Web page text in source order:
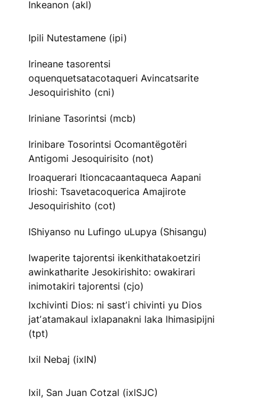
Inkeanon (akl)
Ipili Nutestamene (ipi)
Irineane tasorentsi
oquenquetsatacotaqueri Avincatsarite
Jesoquirishito (cni)
Iriniane Tasorintsi (mcb)
Irinibare Tosorintsi Ocomantëgotëri
Antigomi Jesoquirisito (not)
Iroaquerari Itioncacaantaqueca Aapani
Irioshi: Tsavetacoquerica Amajirote
Jesoquirishito (cot)
IShiyanso nu Lufingo uLupya (Shisangu)
Iwaperite tajorentsi ikenkithatakoetziri
awinkatharite Jesokirishito: owakirari
inimotakiri tajorentsi (cjo)
Ixchivinti Dios: ni sastʼi chivinti yu Dios
jatʼatamakaul ixlapanakni laka lhimasipijni
(tpt)
Ixil Nebaj (ixlN)
Ixil, San Juan Cotzal (ixlSJC)